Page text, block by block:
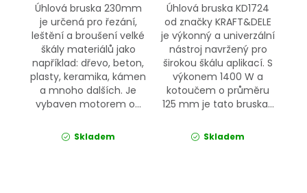
Úhlová bruska 230mm
je určená pro řezání,
leštění a broušení velké
škály materiálů jako
například: dřevo, beton,
plasty, keramika, kámen
a mnoho dalších. Je
vybaven motorem o...
Skladem
Úhlová bruska KD1724
od značky KRAFT&DELE
je výkonný a univerzální
nástroj navržený pro
širokou škálu aplikací. S
výkonem 1400 W a
kotoučem o průměru
125 mm je tato bruska...
Skladem